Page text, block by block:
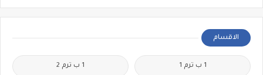
الاقسام
1 ب ترم 1 1 ب ترم 2